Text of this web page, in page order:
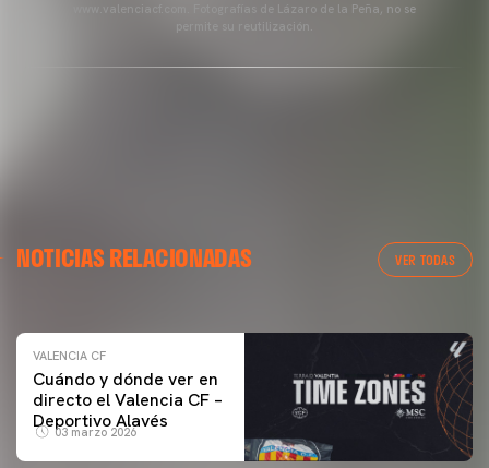
www.valenciacf.com. Fotografías de Lázaro de la Peña, no se
permite su reutilización.
NOTICIAS RELACIONADAS VER TODAS
ENTRENAMIENTO DEL VALENCIA CF 04/03/26
VALENCIA CF
Cuándo y dónde ver en
directo el Valencia CF –
Deportivo Alavés
03 marzo 2026